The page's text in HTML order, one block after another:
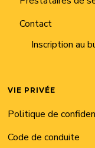
Contact
Inscription au
VIE PRIVÉE
Politique de
Code de conduite